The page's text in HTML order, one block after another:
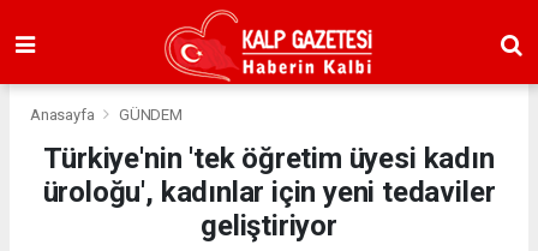
Anasayfa GÜNDEM
Türkiye'nin 'tek öğretim üyesi kadın
üroloğu', kadınlar için yeni tedaviler
geliştiriyor